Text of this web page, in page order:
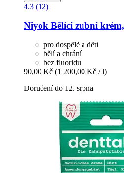
4.3 (12)
Niyok Bělící zubní
pro dospělé a děti
bělí a chrání
bez fluoridu
90,00 Kč (1 200,00 Kč / l)
Doručení do 12. srpna